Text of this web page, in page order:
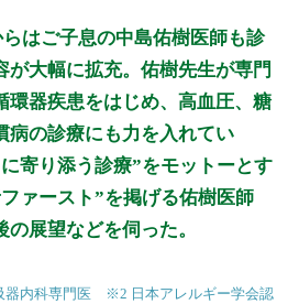
はご子息の中島佑樹医師も診
が大幅に拡充。佑樹先生が専門
環器疾患をはじめ、高血圧、糖
病の診療にも力を入れてい
寄り添う診療”をモットーとす
ァースト”を掲げる佑樹医師
展望などを伺った。
器内科専門医 ※2 日本アレルギー学会認